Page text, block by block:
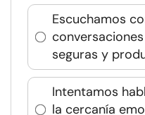
Escuchamos
seguras y
Intentamos
la cercanía